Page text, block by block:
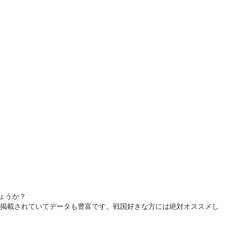
うか？
されていてデータも豊富です。戦国好きな方には絶対オススメし